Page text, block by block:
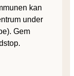
kan
under
Gem